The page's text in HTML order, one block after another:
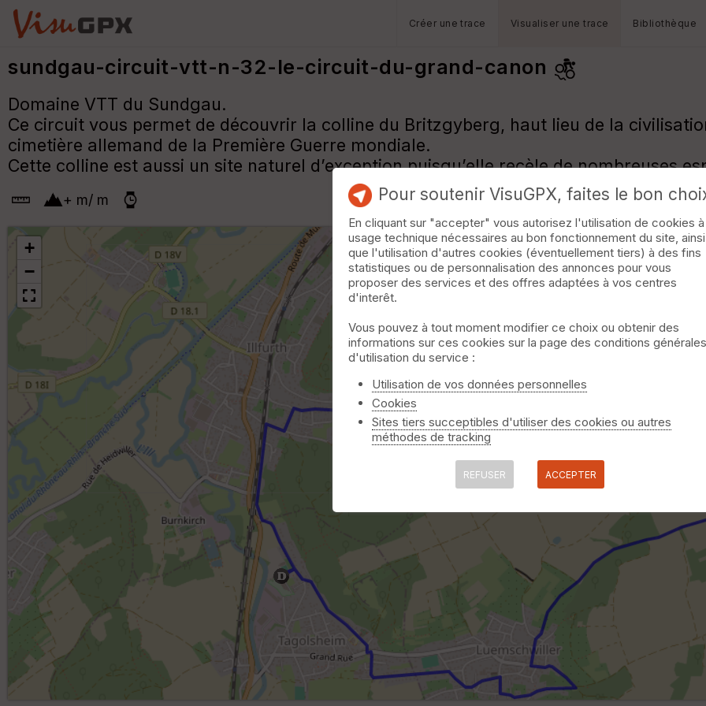
Créer une trace Visualiser une trace Bibliothèque
sundgau-circuit-vtt-n-32-le-circuit-du-grand-canon
Domaine VTT du Sundgau.
Ce circuit vous permet de découvrir la colline du Britzgyberg, haut lieu de la
cimetière allemand de la Première Guerre mondiale.
Cette colline est aussi un site naturel d’exception puisqu’elle recèle de nombreuses
+ m/ m
+
−
Pour soutenir VisuGPX, faites le bon
En cliquant sur "accepter" vous autorisez l'utilisation de cookies à
usage technique nécessaires au bon fonctionnement du site, ainsi
que l'utilisation d'autres cookies (éventuellement tiers) à des fins
statistiques ou de personnalisation des annonces pour vous
proposer des services et des offres adaptées à vos centres
d'interêt.
Vous pouvez à tout moment modifier ce choix ou obtenir des
informations sur ces cookies sur la page des conditions générales
d'utilisation du service :
Utilisation de vos données personnelles
Cookies
Sites tiers succeptibles d'utiliser des cookies ou autres
méthodes de tracking
REFUSER ACCEPTER